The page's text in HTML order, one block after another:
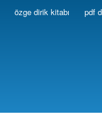
özge dirik kitabı pdf